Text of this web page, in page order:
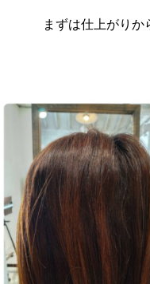
まずは仕上がりか